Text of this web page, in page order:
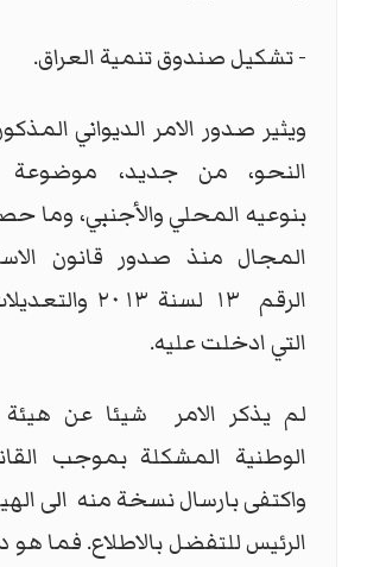
- تشكيل صندوق تنمية العراق.
ويثير صدور الامر الديواني
النحو، من جديد، موضوعة
بنوعيه المحلي والأجنبي، وما
المجال منذ صدور قانون
الرقم
١٣ لسنة ٢٠١٣
التي ادخلت عليه.
لم يذكر الامر
شيئا عن هيئة
الوطنية المشكلة بموجب
واكتفى بارسال نسخة منه الى
الرئيس للتفضل بالاطلاع. فما هو